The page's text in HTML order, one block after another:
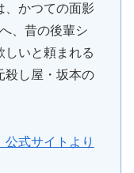
、かつての面影
、昔の後輩シ
しいと頼まれる
し屋・坂本の
式サイトより